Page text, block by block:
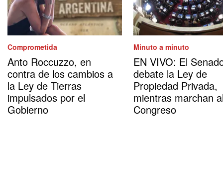
Comprometida
Anto Roccuzzo, en
contra de los cambios a
la Ley de Tierras
impulsados por el
Gobierno
Minuto a minuto
EN VIVO: El
debate la Ley de
Propiedad Privada,
mientras marchan
Congreso